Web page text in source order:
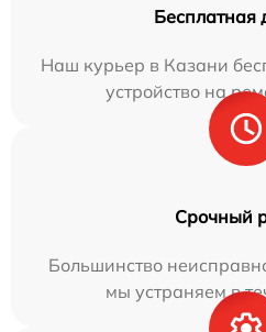
Бесплатная
Наш курьер в Казани
устройство на
Срочный
Большинство
мы устраняем в